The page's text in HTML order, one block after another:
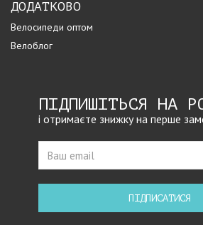
ДОДАТКОВО
Велосипеди оптом
Велоблог
ПІДПИШІТЬСЯ НА
і отримаєте знижку на перше
ПІДПИСАТИСЯ